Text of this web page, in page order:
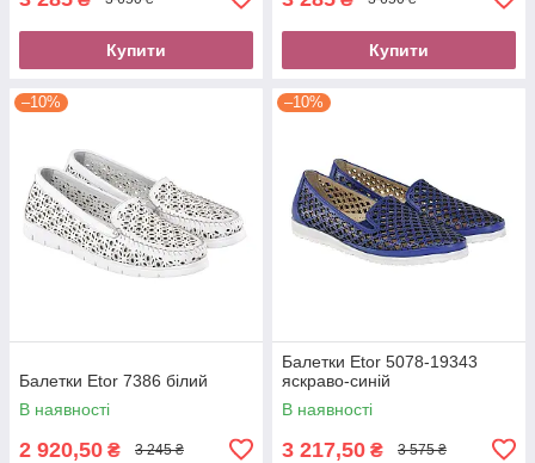
Купити Купити
–10%
Балетки Etor 7386 білий
В наявності
2 920,50 ₴ 3 245 ₴
–10%
Балетки Etor 5078-19343
яскраво-синій
В наявності
3 217,50 ₴ 3 575 ₴